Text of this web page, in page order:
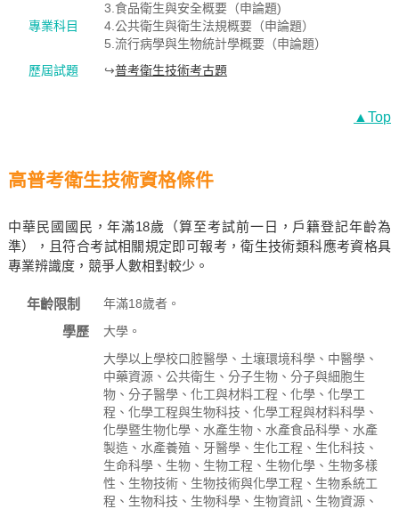
專業科目
3.食品衛生與安全概要（申論題)
4.公共衛生與衛生法規概要（申論題）
5.流行病學與生物統計學概要（申論題）
歷屆試題
↪普考衛生技術考古題
▲Top
高普考衛生技術資格條件
中華民國國民，年滿18歲（算至考試前一日，戶籍登記年齡為
準），且符合考試相關規定即可報考，衛生技術類科應考資格具
專業辨識度，競爭人數相對較少。
年齡限制 年滿18歲者。
學歷 大學。
大學以上學校口腔醫學、土壤環境科學、中醫學、
中藥資源、公共衛生、分子生物、分子與細胞生
物、分子醫學、化工與材料工程、化學、化學工
程、化學工程與生物科技、化學工程與材料科學、
化學暨生物化學、水產生物、水產食品科學、水產
製造、水產養殖、牙醫學、生化工程、生化科技、
生命科學、生物、生物工程、生物化學、生物多樣
性、生物技術、生物技術與化學工程、生物系統工
程、生物科技、生物科學、生物資訊、生物資源、